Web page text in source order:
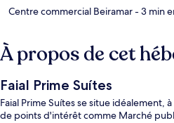
Centre commercial Beiramar- 3 min
À propos de cet
Faial Prime Suítes
Faial Prime Suítes se situe idéalement,
de points d'intérêt comme Marché